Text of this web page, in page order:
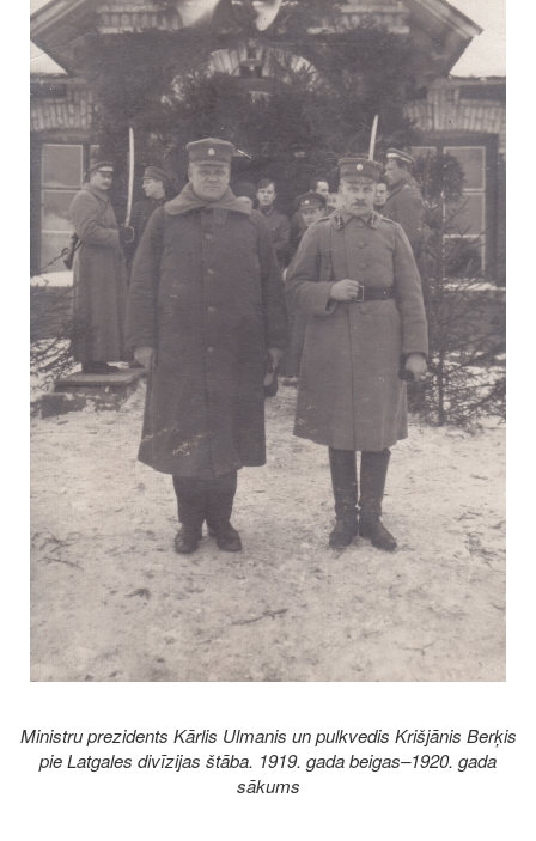
Ministru prezidents Kārlis Ulmanis un pulkvedis Krišjānis Berķis
pie Latgales divīzijas štāba. 1919. gada beigas–1920. gada
sākums